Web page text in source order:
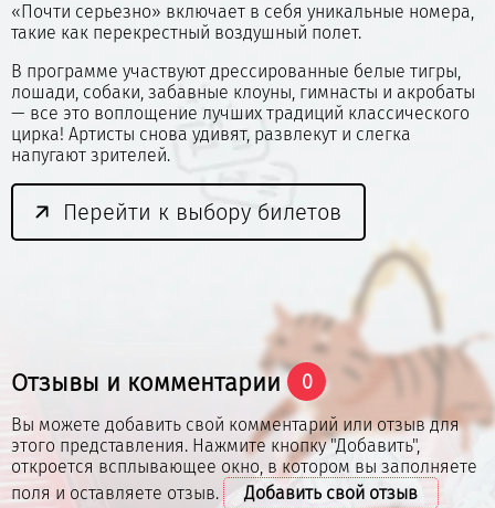
«Почти серьезно» включает в себя уникальные номера,
такие как перекрестный воздушный полет.
В программе участвуют дрессированные белые тигры,
лошади, собаки, забавные клоуны, гимнасты и акробаты
— все это воплощение лучших традиций классического
цирка! Артисты снова удивят, развлекут и слегка
напугают зрителей.
Перейти к выбору билетов
Отзывы и комментарии 0
Вы можете добавить свой комментарий или отзыв для
этого представления. Нажмите кнопку "Добавить",
откроется всплывающее окно, в котором вы заполняете
поля и оставляете отзыв.
Добавить свой отзыв